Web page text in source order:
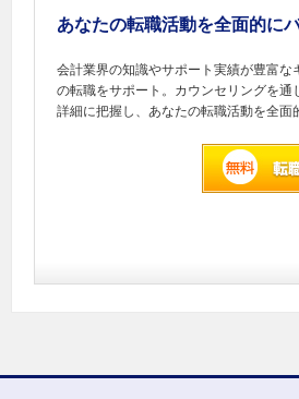
あなたの転職活動を全面的に
会計業界の知識やサポート実績が豊富な
の転職をサポート。カウンセリングを通
詳細に把握し、あなたの転職活動を全面